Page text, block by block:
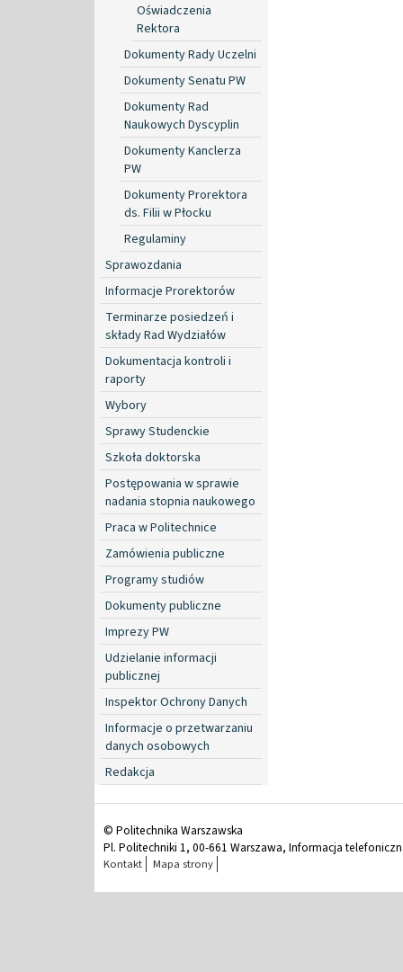
Oświadczenia
Rektora
Dokumenty Rady Uczelni
Dokumenty Senatu PW
Dokumenty Rad
Naukowych Dyscyplin
Dokumenty Kanclerza
PW
Dokumenty Prorektora
ds. Filii w Płocku
Regulaminy
Sprawozdania
Informacje Prorektorów
Terminarze posiedzeń i
składy Rad Wydziałów
Dokumentacja kontroli i
raporty
Wybory
Sprawy Studenckie
Szkoła doktorska
Postępowania w sprawie
nadania stopnia naukowego
Praca w Politechnice
Zamówienia publiczne
Programy studiów
Dokumenty publiczne
Imprezy PW
Udzielanie informacji
publicznej
Inspektor Ochrony Danych
Informacje o przetwarzaniu
danych osobowych
Redakcja
© Politechnika Warszawska
Pl. Politechniki 1, 00-661 Warszawa, Informacja
Kontakt Mapa strony